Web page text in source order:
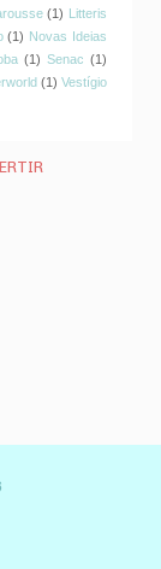
(1) Litteris
(1) Novas Ideias
(1) Senac (1)
(1) Vestígio